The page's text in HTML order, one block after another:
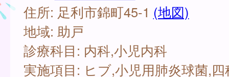
住所: 足利市錦町45-1 (地図)
地域: 助戸
診療科目: 内科,小児内科
実施項目: ヒブ,小児用肺炎球菌,